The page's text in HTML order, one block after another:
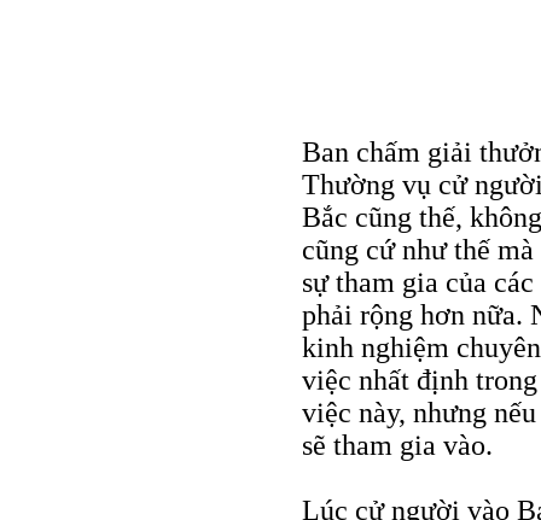
Ban chấm giải
Thường vụ cử
Bắc cũng thế,
cũng cứ như thế
sự tham gia của
phải rộng hơn nữa.
kinh nghiệm
việc nhất định
việc này, nhưng
sẽ tham gia vào.
Lúc cử người vào